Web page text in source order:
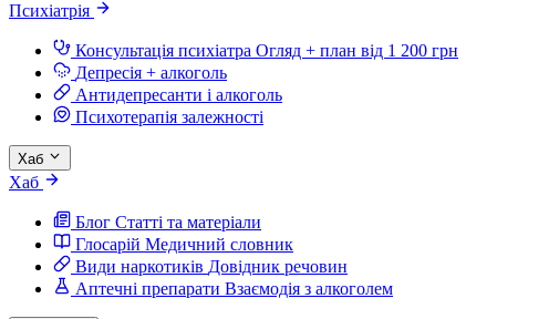
Психіатрія
Консультація психіатра Огляд + план від 1 200 грн
Депресія + алкоголь
Антидепресанти і алкоголь
Психотерапія залежності
Хаб
Хаб
Блог Статті та матеріали
Глосарій Медичний словник
Види наркотиків Довідник речовин
Аптечні препарати Взаємодія з алкоголем